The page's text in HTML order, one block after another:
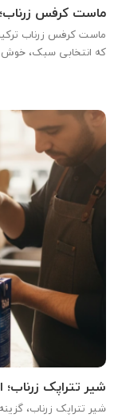
ماست کرفس
ماست کرفس زرناب
که انتخابی سبک،
شیر تتراپک زرناب؛ انتخاب حرفه‌ای باریستا
شیر تتراپک زرناب،